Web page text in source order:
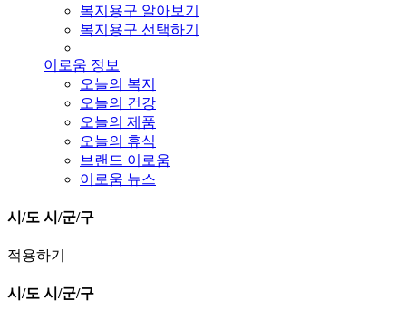
복지용구 알아보기
복지용구 선택하기
이로움 정보
오늘의 복지
오늘의 건강
오늘의 제품
오늘의 휴식
브랜드 이로움
이로움 뉴스
시/도 시/군/구
적용하기
시/도 시/군/구